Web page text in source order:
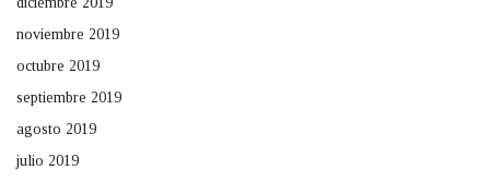
noviembre 2019
octubre 2019
septiembre 2019
agosto 2019
julio 2019